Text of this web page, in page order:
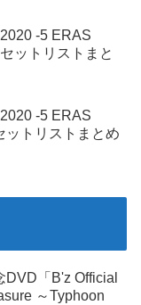
2020 -5 ERAS
ットリストまと
2020 -5 ERAS
ットリストまとめ
DVD「B'z Official
～Typhoon